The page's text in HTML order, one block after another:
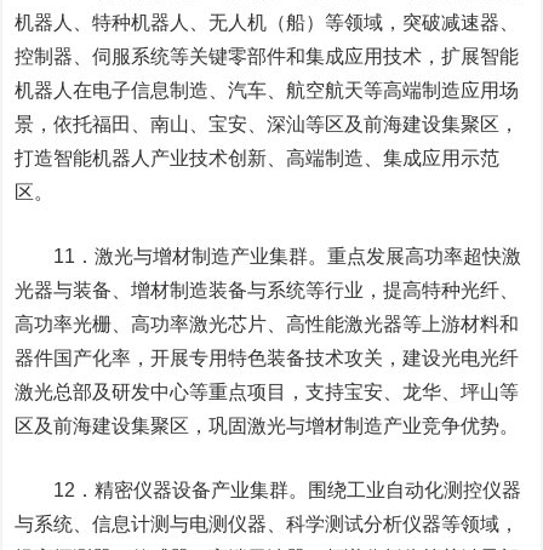
机器人、特种机器人、无人机（船）等领域，突破减速器、
控制器、伺服系统等关键零部件和集成应用技术，扩展智能
机器人在电子信息制造、汽车、航空航天等高端制造应用场
景，依托福田、南山、宝安、深汕等区及前海建设集聚区，
打造智能机器人产业技术创新、高端制造、集成应用示范
区。
11．激光与增材制造产业集群。重点发展高功率超快激
光器与装备、增材制造装备与系统等行业，提高特种光纤、
高功率光栅、高功率激光芯片、高性能激光器等上游材料和
器件国产化率，开展专用特色装备技术攻关，建设光电光纤
激光总部及研发中心等重点项目，支持宝安、龙华、坪山等
区及前海建设集聚区，巩固激光与增材制造产业竞争优势。
12．精密仪器设备产业集群。围绕工业自动化测控仪器
与系统、信息计测与电测仪器、科学测试分析仪器等领域，